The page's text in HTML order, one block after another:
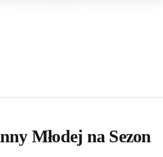
Młodej na Sezon